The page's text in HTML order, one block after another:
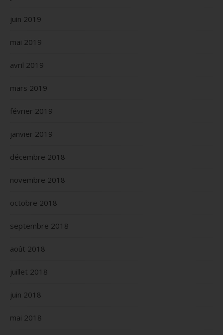
juin 2019
mai 2019
avril 2019
mars 2019
février 2019
janvier 2019
décembre 2018
novembre 2018
octobre 2018
septembre 2018
août 2018
juillet 2018
juin 2018
mai 2018